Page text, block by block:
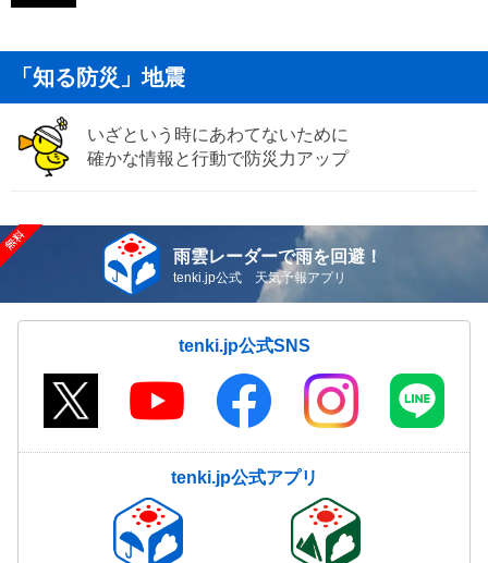
「知る防災」地震
いざという時にあわてないために
確かな情報と行動で防災力アップ
雨雲レーダーで雨を回避！
tenki.jp公式 天気予報アプリ
tenki.jp公式SNS
tenki.jp公式アプリ